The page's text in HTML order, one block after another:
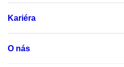
Kariéra
O nás